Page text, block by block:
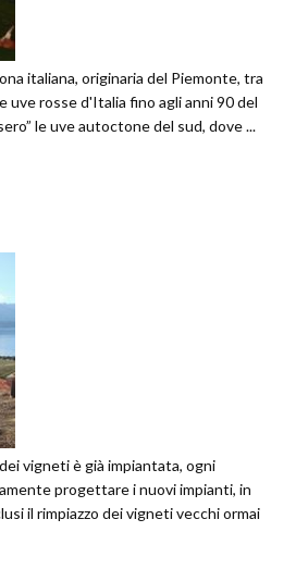
italiana, originaria del Piemonte, tra
uve rosse d'Italia fino agli anni 90 del
le uve autoctone del sud, dove ...
vigneti è già impiantata, ogni
progettare i nuovi impianti, in
il rimpiazzo dei vigneti vecchi ormai